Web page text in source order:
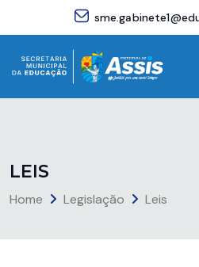
LEIS
Home Legislação Leis